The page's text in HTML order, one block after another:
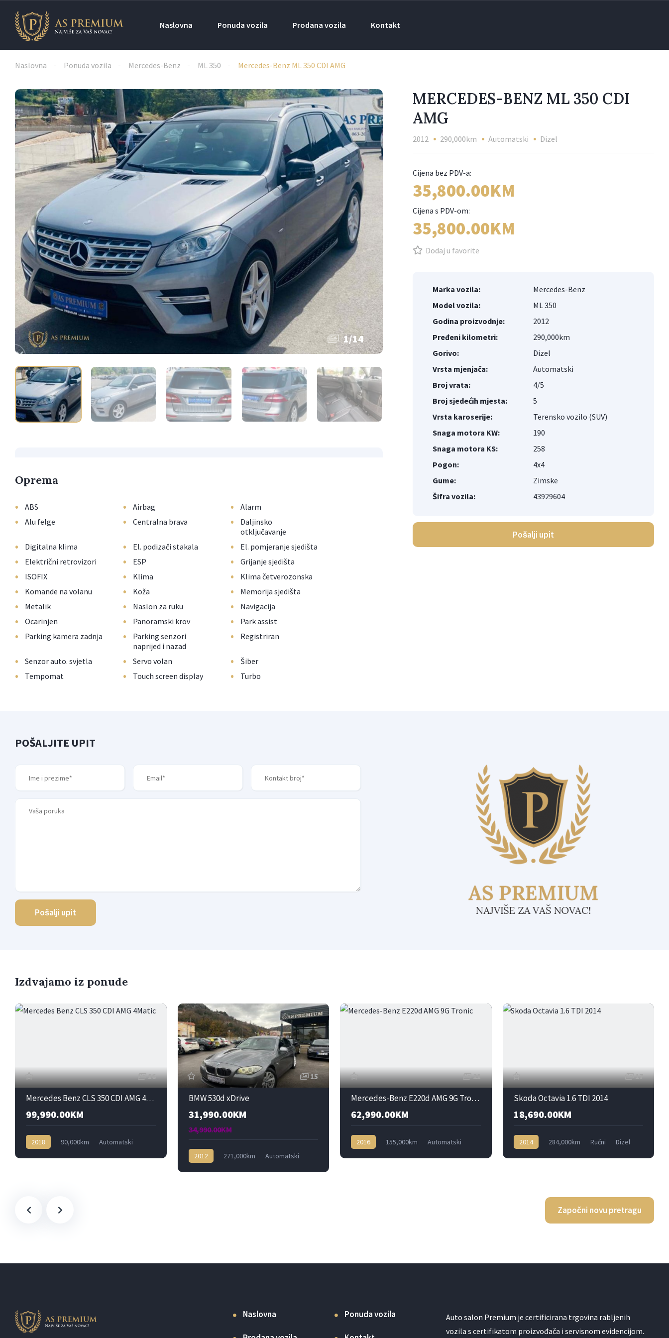
Naslovna Ponuda vozila Prodana vozila Kontakt
Naslovna Ponuda vozila Mercedes-Benz ML 350 Mercedes-Benz ML 350 CDI AMG
1/14
Oprema
• ABS • Airbag • Alarm
• Alu felge • Centralna brava •
Daljinsko
otključavanje
• Digitalna klima • El. podizači stakala • El. pomjeranje sjedišta
• Električni retrovizori • ESP • Grijanje sjedišta
• ISOFIX • Klima • Klima četverozonska
• Komande na volanu • Koža • Memorija sjedišta
• Metalik • Naslon za ruku • Navigacija
• Ocarinjen • Panoramski krov • Park assist
• Parking kamera zadnja •
Parking senzori
naprijed i nazad
• Registriran
• Senzor auto. svjetla • Servo volan • Šiber
• Tempomat • Touch screen display • Turbo
MERCEDES-BENZ ML 350 CDI
AMG
2012 290,000km Automatski Dizel
35,800.00KM
35,800.00KM
Dodaj u favorite
Marka vozila:
Mercedes-Benz
Model vozila:
ML 350
Godina proizvodnje:
2012
Pređeni kilometri:
290,000km
Gorivo:
Dizel
Vrsta mjenjača:
Automatski
Broj vrata:
4/5
Broj sjedećih mjesta:
5
Vrsta karoserije:
Terensko vozilo (SUV)
Snaga motora KW:
190
Snaga motora KS:
258
Pogon:
4x4
Gume:
Zimske
Šifra vozila:
43929604
Pošalji upit
POŠALJITE UPIT
Pošalji upit
Izdvajamo iz ponude
16
Mercedes Benz CLS 350 CDI AMG 4Matic
99,990.00KM
2018 90,000km
Automatski
15
BMW 530d xDrive
31,990.00KM
34,990.00KM
2012 271,000km
Automatski
21
Mercedes-Benz E220d AMG 9G Tronic
62,990.00KM
2016 155,000km
Automatski
17
Skoda Octavia 1.6 TDI 2014
18,690.00KM
2014 284,000km Ručni
Dizel
Započni novu pretragu
Naslovna Ponuda vozila
Auto salon Premium je certificirana trgovina rabljenih
vozila s certifikatom proizvođača i servisnom evidencijom.